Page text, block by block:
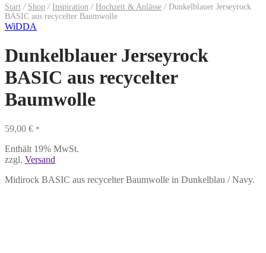
Start / Shop / Inspiration / Hochzeit & Anlässe /Dunkelblauer Jerseyrock
BASIC aus recycelter Baumwolle
WiDDA
Dunkelblauer Jerseyrock
BASIC aus recycelter
Baumwolle
59,00 € *
Enthält 19% MwSt.
zzgl. Versand
Midirock BASIC aus recycelter Baumwolle in Dunkelblau / Navy.